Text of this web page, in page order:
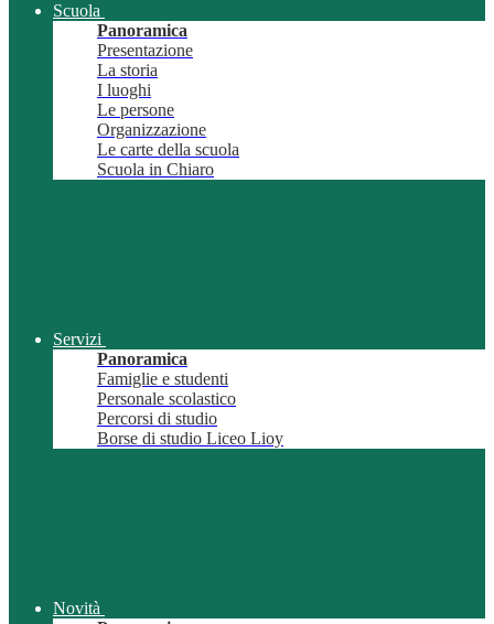
Scuola
Panoramica
Presentazione
La storia
I luoghi
Le persone
Organizzazione
Le carte della scuola
Scuola in Chiaro
Servizi
Panoramica
Famiglie e studenti
Personale scolastico
Percorsi di studio
Borse di studio Liceo Lioy
Novità